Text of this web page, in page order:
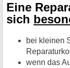
Eine
sich
bei kleinen
wenn das